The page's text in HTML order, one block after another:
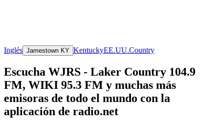
Inglés Jamestown KY KentuckyEE.UU.Country
Escucha WJRS - Laker Country 104.9
FM, WIKI 95.3 FM y muchas más
emisoras de todo el mundo con la
aplicación de radio.net